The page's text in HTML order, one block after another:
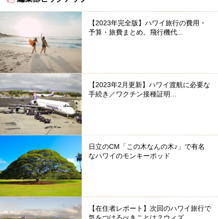
【2023年完全版】ハワイ旅行の費用・
予算・旅費まとめ。飛行機代...
【2023年2月更新】ハワイ渡航に必要な
手続き／ワクチン接種証明...
日立のCM「この木なんの木♪」で有名
なハワイのモンキーポッド
【在住者レポート】次回のハワイ旅行で